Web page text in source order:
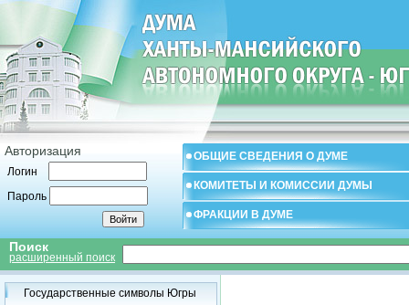
Авторизация
Логин
Пароль
ОБЩИЕ СВЕДЕНИЯ О ДУМЕ
КОМИТЕТЫ И КОМИССИИ ДУМЫ
ФРАКЦИИ В ДУМЕ
Поиск
расширенный поиск
Государственные символы Югры